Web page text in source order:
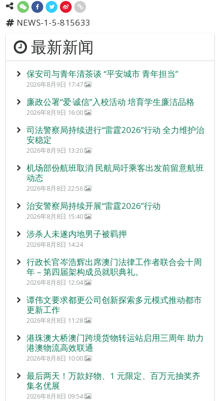
NEWS-1-5-815633
最新新闻
保安司与青年清茶谈 “平安城市 青年担当”
2026年8月9日 17:47
廉政公署“爱‧诚信”入校活动 培育学生廉洁品格
2026年8月9日 16:00
司法警察局持续进行“雷霆2026”行动 全力维护治
安稳定
2026年8月9日 13:20
机场部份航班取消 民航局吁乘客出发前留意航班
动态
2026年8月8日 22:56
治安警察局持续开展“雷霆2026”行动
2026年8月8日 15:40
涉杀人未遂内地男子被羁押
2026年8月8日 14:24
行政长官岑浩辉出席澳门法律工作者联合会十周
年 – 第四届架构成员就职典礼。
2026年8月8日 12:04
谭伟文要求都更公司创新探索多元模式推动都市
更新工作
2026年8月8日 11:28
港珠澳大桥澳门跨境货物转运站启用三周年 助力
港澳物流高效联通
2026年8月8日 10:00
最后两天！万款好物、1 元限定、百万元抽奖齐
集名优展
2026年8月8日 09:54